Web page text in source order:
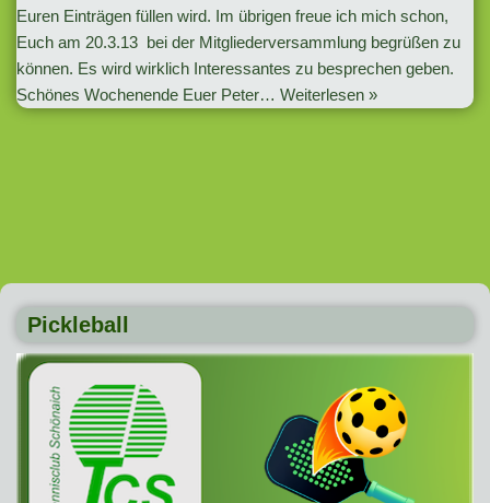
Euren Einträgen füllen wird. Im übrigen freue ich mich schon,
Euch am 20.3.13 bei der Mitgliederversammlung begrüßen zu
können. Es wird wirklich Interessantes zu besprechen geben.
Schönes Wochenende Euer Peter… Weiterlesen »
Pickleball